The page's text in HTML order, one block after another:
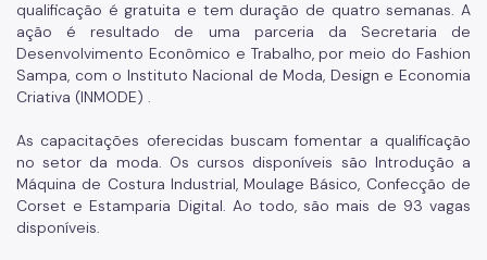
Comitês Temáticos
Qualificação Profissional
Programa Bolsa Trabalho
Programa Operação Trabalho
Coordenadoria de Agricultura
ADE SAMPA
qualificação é gratuita e tem duração de quatro semanas. A
ação é resultado de uma parceria da Secretaria de
Desenvolvimento Econômico e Trabalho, por meio do Fashion
Sampa, com o Instituto Nacional de Moda, Design e Economia
Criativa (INMODE) .
As capacitações oferecidas buscam fomentar a qualificação
no setor da moda. Os cursos disponíveis são Introdução a
Máquina de Costura Industrial, Moulage Básico, Confecção de
Corset e Estamparia Digital. Ao todo, são mais de 93 vagas
disponíveis.